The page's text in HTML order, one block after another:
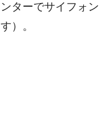
ンターでサイフォ
す）。